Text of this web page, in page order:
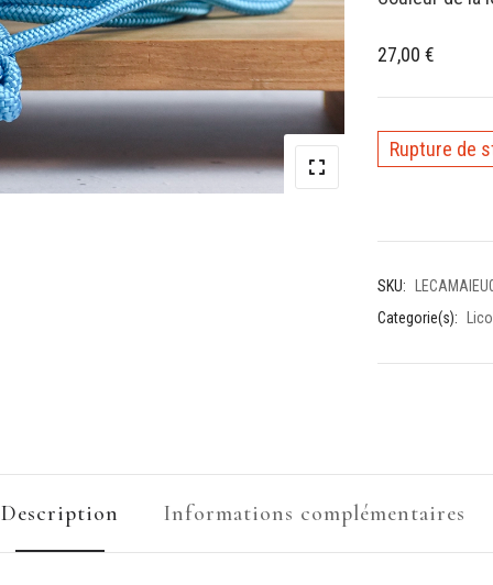
27,00 €
Rupture de
SKU:
Categorie(s):
Description Informations complémentaires